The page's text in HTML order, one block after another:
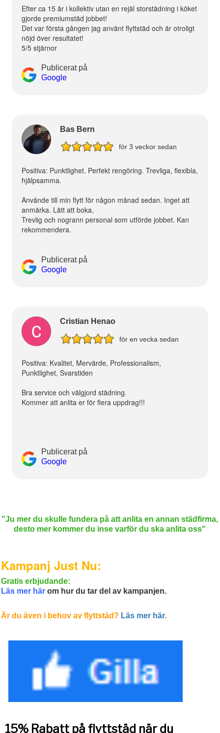
Efter ca 15 år i kollektiv utan en rejäl storstädning i köket
gjorde premiumstäd jobbet!
Det var första gången jag använt flyttstäd och är otroligt
nöjd över resultatet!
5/5 stjärnor
Publicerat på
Google
Bas Bern
för 3 veckor sedan
Positiva: Punktlighet. Perfekt rengöring. Trevliga, flexibla,
hjälpsamma.
Använde till min flytt för någon månad sedan. Inget att
anmärka. Lätt att boka,
Trevlig och nogrann personal som utförde jobbet. Kan
rekommendera.
Publicerat på
Google
Cristian Henao
för en vecka sedan
Positiva: Kvalitet, Mervärde, Professionalism,
Punktlighet, Svarstiden
Bra service och välgjord städning.
Kommer att anlita er för flera uppdrag!!!
Publicerat på
Google
"Ju mer du skulle fundera på att anlita en annan städfirma,
desto mer kommer du inse varför du ska anlita oss"
Kampanj Just Nu:
Gratis erbjudande:
Läs mer här om hur du tar del av kampanjen.
Är du även i behov av flyttstäd? Läs mer här.